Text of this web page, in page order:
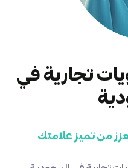
في
تميز علامتك